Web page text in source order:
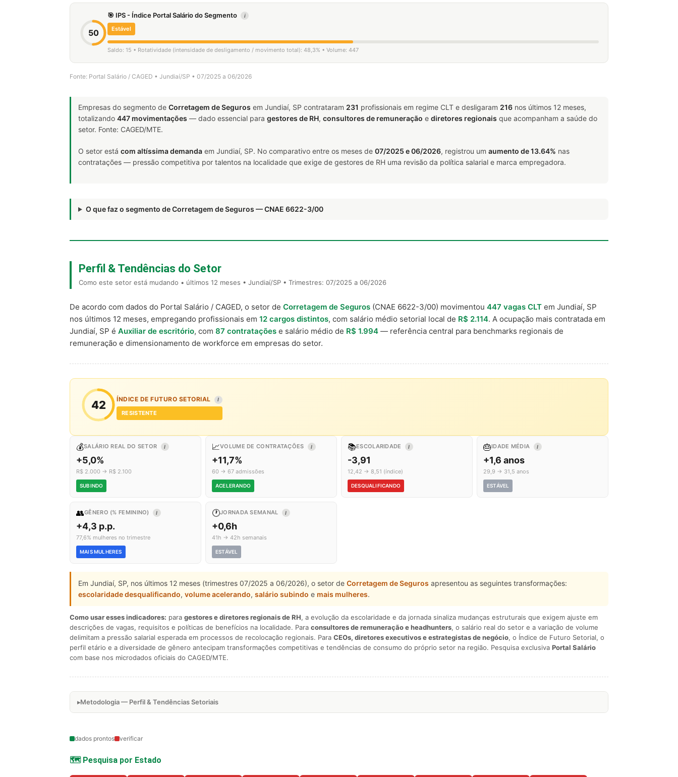
50
🎯 IPS - Índice Portal Salário do Segmento i
Estável
Saldo: 15 • Rotatividade (intensidade de desligamento / movimento total): 48,3% • Volume: 447
Fonte: Portal Salário / CAGED • Jundiaí/SP • 07/2025 a 06/2026
Empresas do segmento de Corretagem de Seguros em Jundiaí, SP contrataram 231 profissionais em regime CLT e desligaram 216 nos últimos 12 meses,
totalizando 447 movimentações — dado essencial para gestores de RH, consultores de remuneração e diretores regionais que acompanham a saúde do
setor. Fonte: CAGED/MTE.
O setor está com altíssima demanda em Jundiaí, SP. No comparativo entre os meses de 07/2025 e 06/2026, registrou um aumento de 13.64% nas
contratações — pressão competitiva por talentos na localidade que exige de gestores de RH uma revisão da política salarial e marca empregadora.
O que faz o segmento de Corretagem de Seguros — CNAE 6622-3/00
Perfil & Tendências do Setor
Como este setor está mudando • últimos 12 meses • Jundiaí/SP • Trimestres: 07/2025 a 06/2026
De acordo com dados do Portal Salário / CAGED, o setor de Corretagem de Seguros (CNAE 6622-3/00) movimentou 447 vagas CLT em Jundiaí, SP
nos últimos 12 meses, empregando profissionais em 12 cargos distintos, com salário médio setorial local de R$ 2.114. A ocupação mais contratada em
Jundiaí, SP é Auxiliar de escritório, com 87 contratações e salário médio de R$ 1.994 — referência central para benchmarks regionais de
remuneração e dimensionamento de workforce em empresas do setor.
42 ÍNDICE DE FUTURO SETORIAL I
RESISTENTE
💰SALÁRIO REAL DO SETOR I
+5,0%
R$ 2.000 → R$ 2.100
SUBINDO
📈VOLUME DE CONTRATAÇÕES I
+11,7%
60 → 67 admissões
ACELERANDO
📚ESCOLARIDADE I
-3,91
12,42 → 8,51 (índice)
DESQUALIFICANDO
🎂IDADE MÉDIA I
+1,6 anos
29,9 → 31,5 anos
ESTÁVEL
👥GÊNERO (% FEMININO) I
+4,3 p.p.
77,6% mulheres no trimestre
MAIS MULHERES
🕐JORNADA SEMANAL I
+0,6h
41h → 42h semanais
ESTÁVEL
Em Jundiaí, SP, nos últimos 12 meses (trimestres 07/2025 a 06/2026), o setor de Corretagem de Seguros apresentou as seguintes transformações:
escolaridade desqualificando, volume acelerando, salário subindo e mais mulheres.
Como usar esses indicadores: para gestores e diretores regionais de RH, a evolução da escolaridade e da jornada sinaliza mudanças estruturais que exigem ajuste em
descrições de vagas, requisitos e políticas de benefícios na localidade. Para consultores de remuneração e headhunters, o salário real do setor e a variação de volume
delimitam a pressão salarial esperada em processos de recolocação regionais. Para CEOs, diretores executivos e estrategistas de negócio, o Índice de Futuro Setorial, o
perfil etário e a diversidade de gênero antecipam transformações competitivas e tendências de consumo do próprio setor na região. Pesquisa exclusiva Portal Salário
com base nos microdados oficiais do CAGED/MTE.
Metodologia — Perfil & Tendências Setoriais
dados prontos verificar
🗺️ Pesquisa por Estado